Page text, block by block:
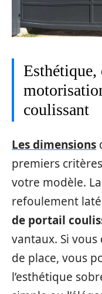
Esthétique,
coulissant
Les dimensions
premiers
votre modèle.
refoulement
de portail
vantaux. Si
de place, vous
l’esthétique